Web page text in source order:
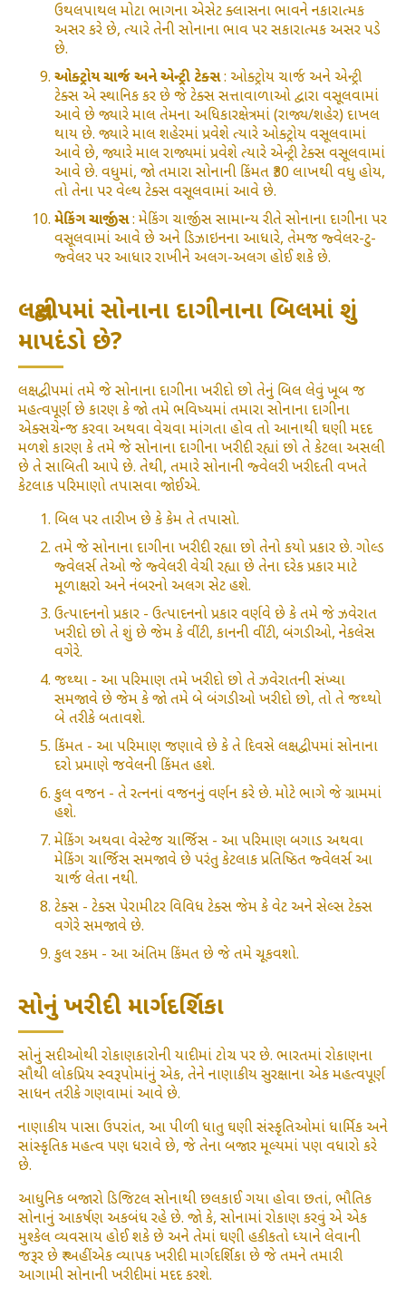
ઉથલપાથલ મોટા ભાગના એસેટ ક્લાસના ભાવને નકારાત્મક
અસર કરે છે, ત્યારે તેની સોનાના ભાવ પર સકારાત્મક અસર પડે
છે.
ઓક્ટ્રોય ચાર્જ અને એન્ટ્રી ટેક્સ: ઓક્ટ્રોય ચાર્જ અને એન્ટ્રી
ટેક્સ એ સ્થાનિક કર છે જે ટેક્સ સત્તાવાળાઓ દ્વારા વસૂલવામાં
આવે છે જ્યારે માલ તેમના અધિકારક્ષેત્રમાં (રાજ્ય/શહેર) દાખલ
થાય છે. જ્યારે માલ શહેરમાં પ્રવેશે ત્યારે ઓક્ટ્રોય વસૂલવામાં
આવે છે, જ્યારે માલ રાજ્યમાં પ્રવેશે ત્યારે એન્ટ્રી ટેક્સ વસૂલવામાં
આવે છે. વધુમાં, જો તમારા સોનાની કિંમત ₹30 લાખથી વધુ હોય,
તો તેના પર વેલ્થ ટેક્સ વસૂલવામાં આવે છે.
મેકિંગ ચાર્જીસ: મેકિંગ ચાર્જીસ સામાન્ય રીતે સોનાના દાગીના પર
વસૂલવામાં આવે છે અને ડિઝાઇનના આધારે, તેમજ જ્વેલર-ટુ-
જ્વેલર પર આધાર રાખીને અલગ-અલગ હોઈ શકે છે.
લક્ષદ્વીપમાં સોનાના દાગીનાના બિલમાં શું
માપદંડો છે?
લક્ષદ્વીપમાં તમે જે સોનાના દાગીના ખરીદો છો તેનું બિલ લેવું ખૂબ જ
મહત્વપૂર્ણ છે કારણ કે જો તમે ભવિષ્યમાં તમારા સોનાના દાગીના
એક્સચેન્જ કરવા અથવા વેચવા માંગતા હોવ તો આનાથી ઘણી મદદ
મળશે કારણ કે તમે જે સોનાના દાગીના ખરીદી રહ્યાં છો તે કેટલા અસલી
છે તે સાબિતી આપે છે. તેથી, તમારે સોનાની જ્વેલરી ખરીદતી વખતે
કેટલાક પરિમાણો તપાસવા જોઈએ.
બિલ પર તારીખ છે કે કેમ તે તપાસો.
તમે જે સોનાના દાગીના ખરીદી રહ્યા છો તેનો કયો પ્રકાર છે. ગોલ્ડ
જ્વેલર્સ તેઓ જે જ્વેલરી વેચી રહ્યા છે તેના દરેક પ્રકાર માટે
મૂળાક્ષરો અને નંબરનો અલગ સેટ હશે.
ઉત્પાદનનો પ્રકાર - ઉત્પાદનનો પ્રકાર વર્ણવે છે કે તમે જે ઝવેરાત
ખરીદો છો તે શું છે જેમ કે વીંટી, કાનની વીંટી, બંગડીઓ, નેકલેસ
વગેરે.
જથ્થા - આ પરિમાણ તમે ખરીદો છો તે ઝવેરાતની સંખ્યા
સમજાવે છે જેમ કે જો તમે બે બંગડીઓ ખરીદો છો, તો તે જથ્થો
બે તરીકે બતાવશે.
કિંમત - આ પરિમાણ જણાવે છે કે તે દિવસે લક્ષદ્વીપમાં સોનાના
દરો પ્રમાણે જવેલની કિંમત હશે.
કુલ વજન - તે રત્નનાં વજનનું વર્ણન કરે છે. મોટે ભાગે જે ગ્રામમાં
હશે.
મેકિંગ અથવા વેસ્ટેજ ચાર્જિસ - આ પરિમાણ બગાડ અથવા
મેકિંગ ચાર્જિસ સમજાવે છે પરંતુ કેટલાક પ્રતિષ્ઠિત જ્વેલર્સ આ
ચાર્જ લેતા નથી.
ટેક્સ - ટેક્સ પેરામીટર વિવિધ ટેક્સ જેમ કે વેટ અને સેલ્સ ટેક્સ
વગેરે સમજાવે છે.
કુલ રકમ - આ અંતિમ કિંમત છે જે તમે ચૂકવશો.
સોનું ખરીદી માર્ગદર્શિકા
સોનું સદીઓથી રોકાણકારોની યાદીમાં ટોચ પર છે. ભારતમાં રોકાણના
સૌથી લોકપ્રિય સ્વરૂપોમાંનું એક, તેને નાણાકીય સુરક્ષાના એક મહત્વપૂર્ણ
સાધન તરીકે ગણવામાં આવે છે.
નાણાકીય પાસા ઉપરાંત, આ પીળી ધાતુ ઘણી સંસ્કૃતિઓમાં ધાર્મિક અને
સાંસ્કૃતિક મહત્વ પણ ધરાવે છે, જે તેના બજાર મૂલ્યમાં પણ વધારો કરે
છે.
આધુનિક બજારો ડિજિટલ સોનાથી છલકાઈ ગયા હોવા છતાં, ભૌતિક
સોનાનું આકર્ષણ અકબંધ રહે છે. જો કે, સોનામાં રોકાણ કરવું એ એક
મુશ્કેલ વ્યવસાય હોઈ શકે છે અને તેમાં ઘણી હકીકતો ધ્યાને લેવાની
જરૂર છે ₹ અહીં એક વ્યાપક ખરીદી માર્ગદર્શિકા છે જે તમને તમારી
આગામી સોનાની ખરીદીમાં મદદ કરશે.